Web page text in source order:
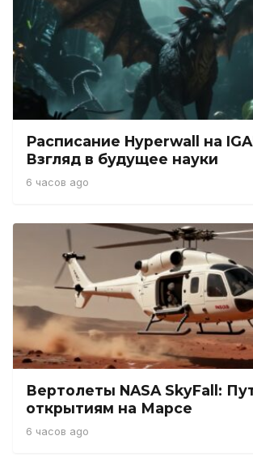
Расписание Hyperwall на
Взгляд в будущее науки
6 часов ago
Вертолеты NASA SkyFall:
открытиям на Марсе
6 часов ago